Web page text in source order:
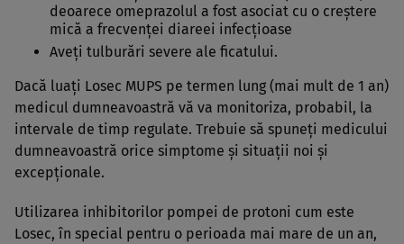
deoarece omeprazolul a fost asociat cu o creştere
mică a frecvenţei diareei infecţioase
Aveţi tulburări severe ale ficatului.
Dacă luaţi Losec MUPS pe termen lung (mai mult de 1 an)
medicul dumneavoastră vă va monitoriza, probabil, la
intervale de timp regulate. Trebuie să spuneţi medicului
dumneavoastră orice simptome şi situaţii noi şi
excepţionale.
Utilizarea inhibitorilor pompei de protoni cum este
Losec, în special pentru o perioada mai mare de un an,